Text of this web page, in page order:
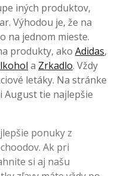
iných produktov,
Výhodou je, že na
na jednom mieste.
produkty, ako Adidas,
a Zrkadlo. Vždy
letáky. Na stránke
August tie najlepšie
ponuky z
Ak pri
si aj našu